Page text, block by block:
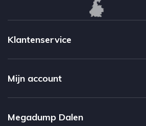
Klantenservice
Mijn account
Megadump Dalen